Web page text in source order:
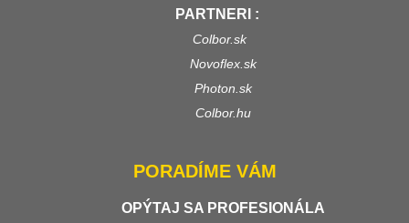
PARTNERI :
Colbor.sk
Novoflex.sk
Photon.sk
Colbor.hu
PORADÍME VÁM
OPÝTAJ SA PROFESIONÁLA